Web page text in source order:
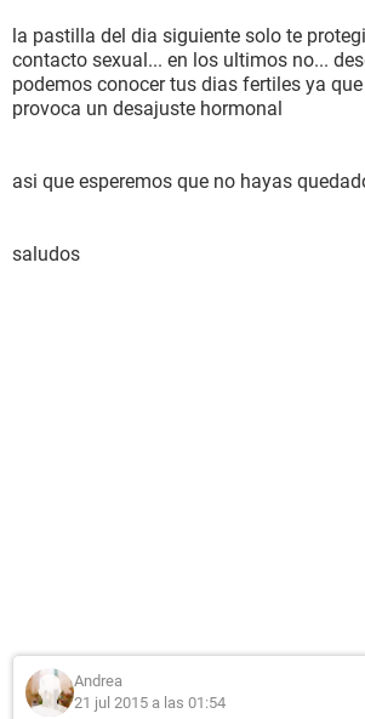
la pastilla del dia siguiente solo te
contacto sexual... en los ultimos no...
podemos conocer tus dias fertiles ya
provoca un desajuste hormonal
asi que esperemos que no hayas
saludos
Andrea
21 jul 2015 a las 01:54